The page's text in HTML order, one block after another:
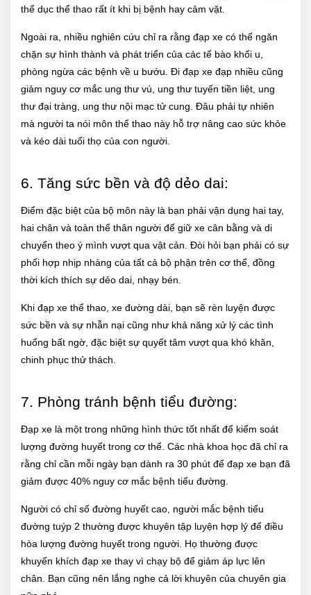
thể dục thể thao rất ít khi bị bệnh hay cảm vặt.
Ngoài ra, nhiều nghiên cứu chỉ ra rằng đạp xe có thể ngăn
chặn sự hình thành và phát triển của các tế bào khối u,
phòng ngừa các bệnh về u bướu. Đi đạp xe đạp nhiều cũng
giảm nguy cơ mắc ung thư vú, ung thư tuyến tiền liệt, ung
thư đại tràng, ung thư nội mạc tử cung. Đâu phải tự nhiên
mà người ta nói môn thể thao này hỗ trợ nâng cao sức khỏe
và kéo dài tuổi thọ của con người.
6. Tăng sức bền và độ dẻo dai:
Điểm đặc biệt của bộ môn này là bạn phải vận dụng hai tay,
hai chân và toàn thể thân người để giữ xe cân bằng và di
chuyển theo ý mình vượt qua vật cản. Đòi hỏi bạn phải có sự
phối hợp nhịp nhàng của tất cả bộ phận trên cơ thể, đồng
thời kích thích sự dẻo dai, nhạy bén.
Khi đạp xe thể thao, xe đường dài, bạn sẽ rèn luyện được
sức bền và sự nhẫn nại cũng như khả năng xử lý các tình
huống bất ngờ, đặc biệt sự quyết tâm vượt qua khó khăn,
chinh phục thử thách.
7. Phòng tránh bệnh tiểu đường:
Đạp xe là một trong những hình thức tốt nhất để kiểm soát
lượng đường huyết trong cơ thể. Các nhà khoa học đã chỉ ra
rằng chỉ cần mỗi ngày bạn dành ra 30 phút để đạp xe bạn đã
giảm được 40% nguy cơ mắc bệnh tiểu đường.
Người có chỉ số đường huyết cao, người mắc bệnh tiểu
đường tuýp 2 thường được khuyên tập luyện hợp lý để điều
hòa lượng đường huyết trong người. Họ thường được
khuyến khích đạp xe thay vì chạy bộ để giảm áp lực lên
chân. Bạn cũng nên lắng nghe cả lời khuyên của chuyên gia